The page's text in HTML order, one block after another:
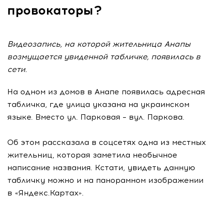
провокаторы?
Видеозапись, на которой жительница Анапы
возмущается увиденной табличке, появилась в
сети.
На одном из домов в Анапе появилась адресная
табличка, где улица указана на украинском
языке. Вместо ул. Парковая – вул. Паркова.
Об этом рассказала в соцсетях одна из местных
жительниц, которая заметила необычное
написание названия. Кстати, увидеть данную
табличку можно и на панорамном изображении
в «Яндекс.Картах».